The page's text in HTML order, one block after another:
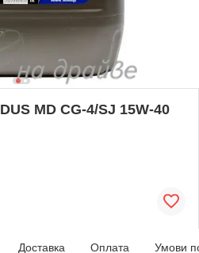
MD CG-4/SJ 15W-40
Доставка Оплата Умови